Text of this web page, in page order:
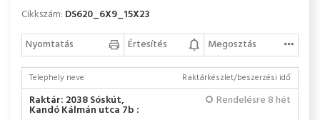
Cikkszám: DS620_6X9_15X23
Nyomtatás
Értesítés Megosztás
Telephely neve Raktárkészlet/beszerzési idő
Raktár: 2038 Sóskút,
Kandó Kálmán utca 7b :
Rendelésre 8 hét